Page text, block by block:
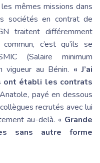
mêmes missions dans
sociétés en contrat de
traitent différemment
c’est qu’ils se
(Salaire minimum
vigueur au Bénin. « J’ai
ont établi les contrats
payé en dessous
recrutés avec lui
au-delà. « Grande
sans autre forme